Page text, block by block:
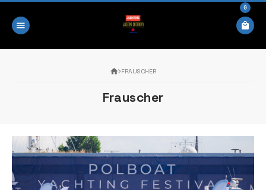
0
FRAUSCHER
Frauscher